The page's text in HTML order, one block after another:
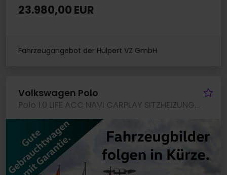
23.980,00 EUR
Fahrzeugangebot der Hülpert VZ GmbH
Volkswagen Polo
Polo 1.0 LIFE ACC NAVI CARPLAY SITZHEIZUNG LED